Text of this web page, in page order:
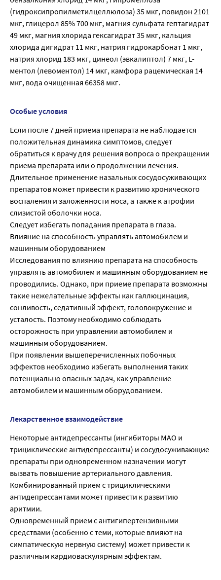
(гидроксипропилметилцеллюлоза) 35 мкг, повидон 2101
мкг, глицерол 85% 700 мкг, магния сульфата гептагидрат
49 мкг, магния хлорида гексагидрат 35 мкг, кальция
хлорида дигидрат 11 мкг, натрия гидрокарбонат 1 мкг,
натрия хлорид 183 мкг, цинеол (эвкалиптол) 7 мкг, L-
ментол (левоментол) 14 мкг, камфора рацемическая 14
мкг, вода очищенная 66358 мкг.
Особые условия
Если после 7 дней приема препарата не наблюдается
положительная динамика симптомов, следует
обратиться к врачу для решения вопроса о прекращении
приема препарата или о продолжении лечения.
Длительное применение назальных сосудосуживающих
препаратов может привести к развитию хронического
воспаления и заложенности носа, а также к атрофии
слизистой оболочки носа.
Следует избегать попадания препарата в глаза.
Влияние на способность управлять автомобилем и
машинным оборудованием
Исследования по влиянию препарата на способность
управлять автомобилем и машинным оборудованием не
проводились. Однако, при приеме препарата возможны
такие нежелательные эффекты как галлюцинация,
сонливость, седативный эффект, головокружение и
усталость. Поэтому необходимо соблюдать
осторожность при управлении автомобилем и
машинным оборудованием.
При появлении вышеперечисленных побочных
эффектов необходимо избегать выполнения таких
потенциально опасных задач, как управление
автомобилем и машинным оборудованием.
Лекарственное взаимодействие
Некоторые антидепрессанты (ингибиторы МАО и
трициклические антидепрессанты) и сосудосуживающие
препараты при одновременном назначении могут
вызвать повышение артериального давления.
Комбинированный прием с трициклическими
антидепрессантами может привести к развитию
аритмии.
Одновременный прием с антигипертензивными
средствами (особенно с теми, которые влияют на
симпатическую нервную систему) может привести к
различным кардиоваскулярным эффектам.